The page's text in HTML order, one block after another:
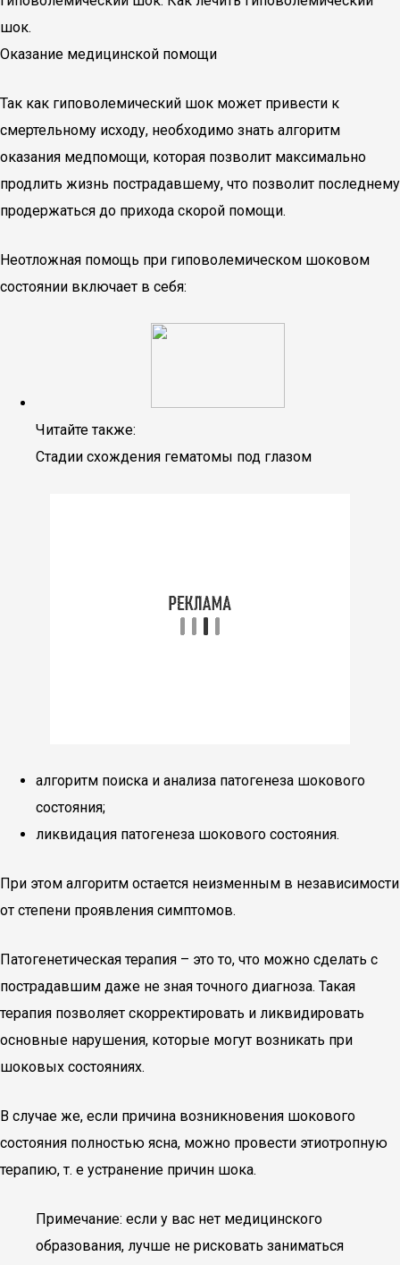
шок.
Оказание медицинской помощи
Так как гиповолемический шок может привести к
смертельному исходу, необходимо знать алгоритм
оказания медпомощи, которая позволит максимально
продлить жизнь пострадавшему, что позволит последнему
продержаться до прихода скорой помощи.
Неотложная помощь при гиповолемическом шоковом
состоянии включает в себя:
Читайте также:
Стадии схождения гематомы под глазом
алгоритм поиска и анализа патогенеза шокового
состояния;
ликвидация патогенеза шокового состояния.
При этом алгоритм остается неизменным в независимости
от степени проявления симптомов.
Патогенетическая терапия – это то, что можно сделать с
пострадавшим даже не зная точного диагноза. Такая
терапия позволяет скорректировать и ликвидировать
основные нарушения, которые могут возникать при
шоковых состояниях.
В случае же, если причина возникновения шокового
состояния полностью ясна, можно провести этиотропную
терапию, т. е устранение причин шока.
Примечание: если у вас нет медицинского
образования, лучше не рисковать заниматься